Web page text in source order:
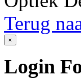
Terug
×
Login